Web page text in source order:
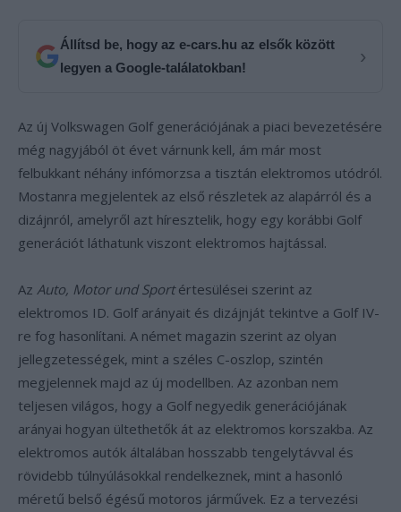
Állítsd be, hogy az e-cars.hu az elsők között
legyen a Google-találatokban!
›
Az új Volkswagen Golf generációjának a piaci bevezetésére
még nagyjából öt évet várnunk kell, ám már most
felbukkant néhány infómorzsa a tisztán elektromos utódról.
Mostanra megjelentek az első részletek az alapárról és a
dizájnról, amelyről azt híresztelik, hogy egy korábbi Golf
generációt láthatunk viszont elektromos hajtással.
Az Auto, Motor und Sportértesülései szerint az
elektromos ID. Golf arányait és dizájnját tekintve a Golf IV-
re fog hasonlítani. A német magazin szerint az olyan
jellegzetességek, mint a széles C-oszlop, szintén
megjelennek majd az új modellben. Az azonban nem
teljesen világos, hogy a Golf negyedik generációjának
arányai hogyan ültethetők át az elektromos korszakba. Az
elektromos autók általában hosszabb tengelytávval és
rövidebb túlnyúlásokkal rendelkeznek, mint a hasonló
méretű belső égésű motoros járművek. Ez a tervezési